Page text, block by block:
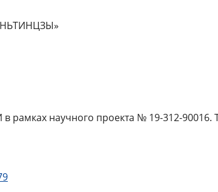
научного проекта № 19-312-